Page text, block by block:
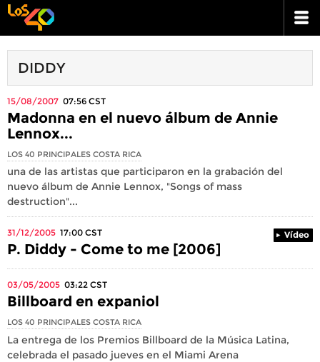
DIDDY
15/08/2007 07:56 CST
Madonna en el nuevo álbum de Annie
Lennox...
LOS 40 PRINCIPALES COSTA RICA
una de las artistas que participaron en la grabación del
nuevo álbum de Annie Lennox, "Songs of mass
destruction"...
31/12/2005 17:00 CST Vídeo
P. Diddy - Come to me [2006]
03/05/2005 03:22 CST
Billboard en expaniol
LOS 40 PRINCIPALES COSTA RICA
La entrega de los Premios Billboard de la Música Latina,
celebrada el pasado jueves en el Miami Arena